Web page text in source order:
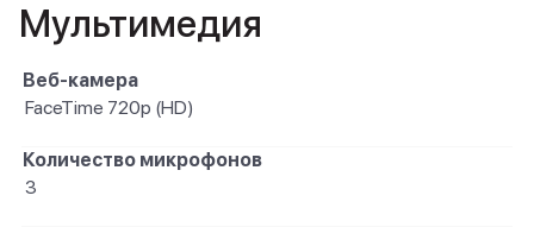
Мультимедия
Веб-камера
FaceTime 720p (HD)
Количество микрофонов
3